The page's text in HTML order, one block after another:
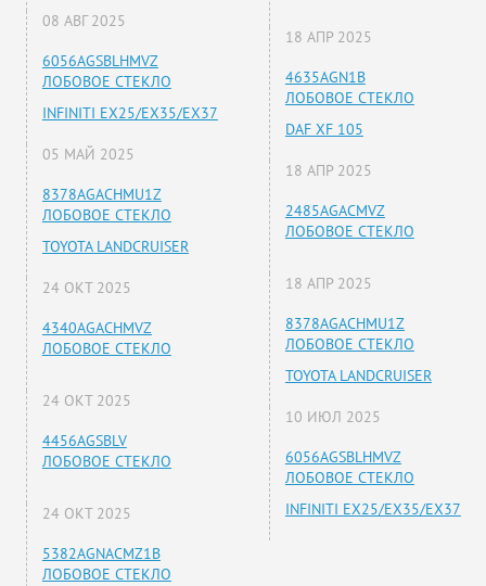
08 АВГ 2025
6056AGSBLHMVZ
ЛОБОВОЕ СТЕКЛО
INFINITI EX25/EX35/EX37
05 МАЙ 2025
8378AGACHMU1Z
ЛОБОВОЕ СТЕКЛО
TOYOTA LANDCRUISER
24 ОКТ 2025
4340AGACHMVZ
ЛОБОВОЕ СТЕКЛО
24 ОКТ 2025
4456AGSBLV
ЛОБОВОЕ СТЕКЛО
24 ОКТ 2025
5382AGNACMZ1B
ЛОБОВОЕ СТЕКЛО
18 АПР 2025
4635AGN1B
ЛОБОВОЕ СТЕКЛО
DAF XF 105
18 АПР 2025
2485AGACMVZ
ЛОБОВОЕ СТЕКЛО
18 АПР 2025
8378AGACHMU1Z
ЛОБОВОЕ СТЕКЛО
TOYOTA LANDCRUISER
10 ИЮЛ 2025
6056AGSBLHMVZ
ЛОБОВОЕ СТЕКЛО
INFINITI EX25/EX35/EX37